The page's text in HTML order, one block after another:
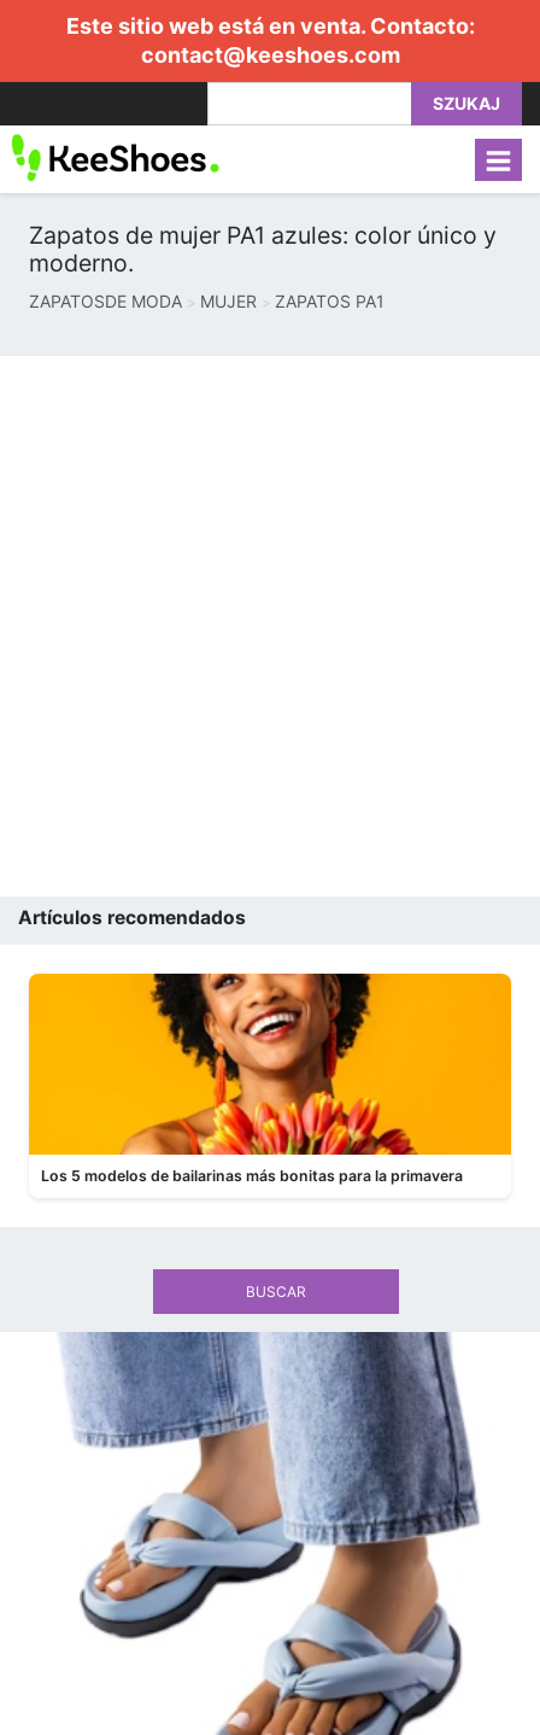
Este sitio web está en venta. Contacto:
contact@keeshoes.com
SZUKAJ
Zapatos de mujer PA1 azules: color único y
moderno.
ZAPATOSDE MODA MUJER ZAPATOS PA1
Artículos recomendados
Los 5 modelos de bailarinas más bonitas para la primavera
BUSCAR